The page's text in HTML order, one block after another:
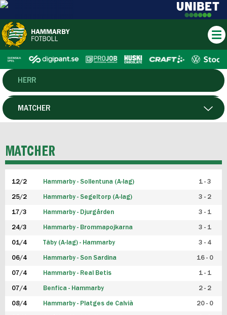
HERR
DAM
P19
F19
FUTSAL HERR
FUTSAL DAM
MATCHER
MATCHER
12/2 Hammarby - Sollentuna (A-lag) 1 - 3
25/2 Hammarby - Segeltorp (A-lag) 3 - 2
17/3 Hammarby - Djurgården 3 - 1
24/3 Hammarby - Brommapojkarna 3 - 1
01/4 Täby (A-lag) - Hammarby 3 - 4
06/4 Hammarby - Son Sardina 16 - 0
07/4 Hammarby - Real Betis 1 - 1
07/4 Benfica - Hammarby 2 - 2
08/4 Hammarby - Platges de Calvià 20 - 0